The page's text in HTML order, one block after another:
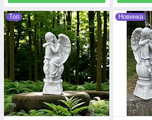
Топ Новинка